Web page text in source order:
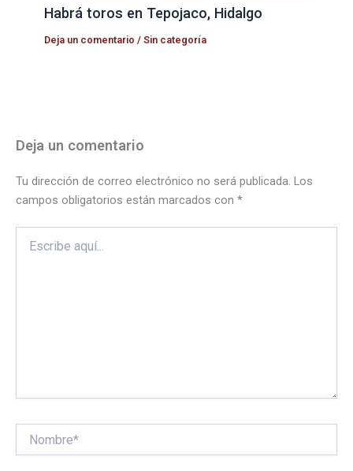
Habrá toros en Tepojaco, Hidalgo
Deja un comentario /Sin categoría
Deja un comentario
Tu dirección de correo electrónico no será publicada. Los
campos obligatorios están marcados con *
aquí...